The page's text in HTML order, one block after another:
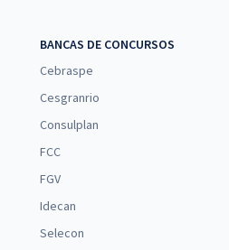
BANCAS DE CONCURSOS
Cebraspe
Cesgranrio
Consulplan
FCC
FGV
Idecan
Selecon